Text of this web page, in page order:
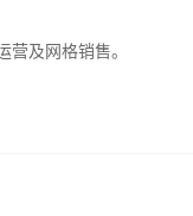
营及网格销售。